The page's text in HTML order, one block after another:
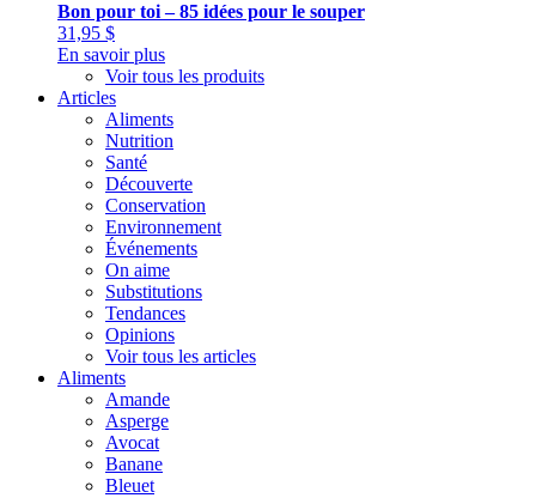
Bon pour toi – 85 idées pour le souper
31,95 $
En savoir plus
Voir tous les produits
Articles
Aliments
Nutrition
Santé
Découverte
Conservation
Environnement
Événements
On aime
Substitutions
Tendances
Opinions
Voir tous les articles
Aliments
Amande
Asperge
Avocat
Banane
Bleuet